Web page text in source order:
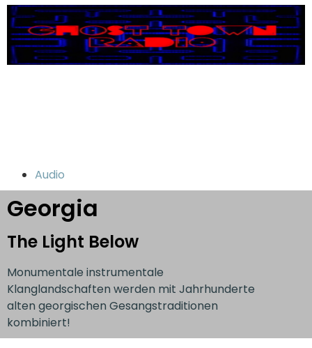
Audio
Georgia
The Light Below
Monumentale instrumentale
Klanglandschaften werden mit Jahrhunderte
alten georgischen Gesangstraditionen
kombiniert!